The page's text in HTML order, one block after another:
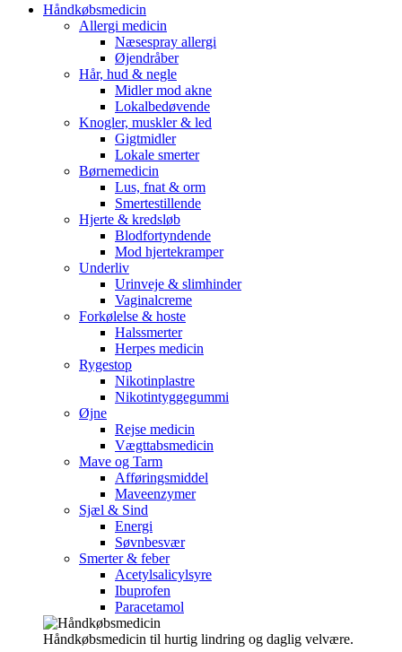
Håndkøbsmedicin
Allergi medicin
Næsespray allergi
Øjendråber
Hår, hud & negle
Midler mod akne
Lokalbedøvende
Knogler, muskler & led
Gigtmidler
Lokale smerter
Børnemedicin
Lus, fnat & orm
Smertestillende
Hjerte & kredsløb
Blodfortyndende
Mod hjertekramper
Underliv
Urinveje & slimhinder
Vaginalcreme
Forkølelse & hoste
Halssmerter
Herpes medicin
Rygestop
Nikotinplastre
Nikotintyggegummi
Øjne
Rejse medicin
Vægttabsmedicin
Mave og Tarm
Afføringsmiddel
Maveenzymer
Sjæl & Sind
Energi
Søvnbesvær
Smerter & feber
Acetylsalicylsyre
Ibuprofen
Paracetamol
Håndkøbsmedicin til hurtig lindring og daglig velvære.